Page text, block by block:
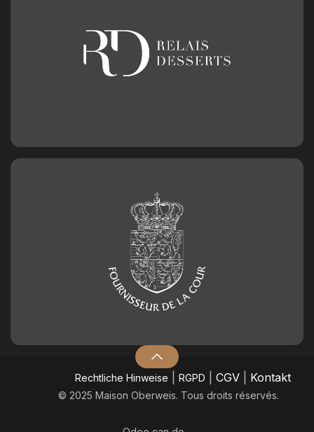
​Rechtliche Hinweise RGPD CGV| Kontakt
© 2025 Maison Oberweis. Tous droits réservés.